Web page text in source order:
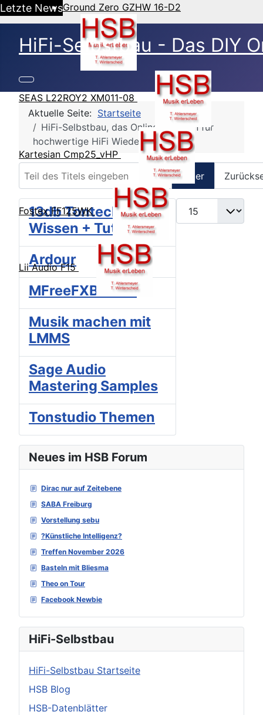
Letzte NewsGround Zero GZHW 16-D2
SEAS L22ROY2 XM011-08
Kartesian Cmp25_vHP
Fostex FF125WK
Lii Audio F15
HiFi-Selbstbau - Das DIY
Neues im HSB Forum
Dirac nur auf Zeitebene
SABA Freiburg
Vorstellung sebu
?Künstliche Intelligenz?
Treffen November 2026
Basteln mit Bliesma
Theo on Tour
Facebook Newbie
HiFi-Selbstbau
HiFi-Selbstbau Startseite
HSB Blog
HSB-Datenblätter
Aktuelle Seite: Startseite
HiFi-Selbstbau, das Online Magazin für
hochwertige HiFi Wiedergabe
Filter
Anzeige #
13db Tontechnik,
Wissen + Tutorials
Ardour
MFreeFXBundle
Musik machen mit
LMMS
Sage Audio
Mastering Samples
Tonstudio Themen